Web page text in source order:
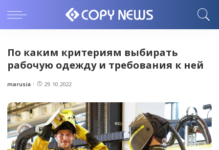
По каким критериям выбирать
рабочую одежду и требования к ней
Posted
marusia 29.10.2022